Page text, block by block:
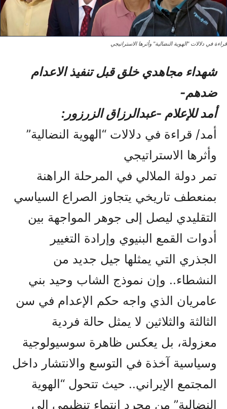
قراءة في دلالات "الهوية النضالية" وأثرها الاستراتيجي
شهداء مجاهدي خلق قبل تنفیذ الاعدام
ضدهم-
أمد للإعلام -عبدالرزاق الزرزور:
أمد/ قراءة في دلالات “الهوية النضالية”
وأثرها الاستراتيجي
تمر دولة الملالي في المرحلة الراهنة
بمنعطف تاريخي يتجاوز الصراع السياسي
التقليدي ليصل إلى جوهر المواجهة بين
أدوات القمع البنيوي وإرادة التغيير
الجذري التي يمثلها جيل جديد من
النشطاء.. وإن نموذج الشاب وحيد بني
عامريان الذي واجه حكم الإعدام في سن
الثالثة والثلاثين لا يمثل حالة فردية
معزولة، بل يعكس ظاهرة سوسيولوجية
وسياسية آخذة في التوسع والانتشار داخل
المجتمع الإيراني.. حيث تتحول “الهوية
النضالية” من مجرد انتماء تنظيمي إلى